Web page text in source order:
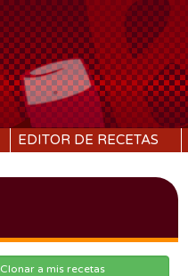
EDITOR DE RECETAS
Clonar a mis recetas